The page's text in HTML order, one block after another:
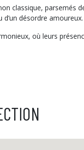
classique, parsemés
désordre amoureux.
où leurs